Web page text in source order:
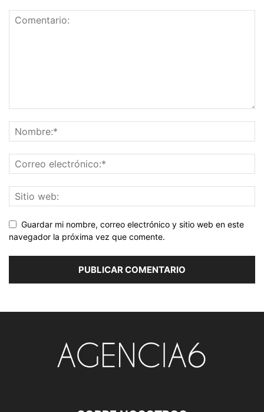
Guardar mi nombre, correo electrónico y sitio web en este
navegador la próxima vez que comente.